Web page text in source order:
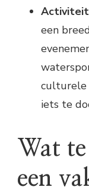
een
culturele
iets te
Wat
een